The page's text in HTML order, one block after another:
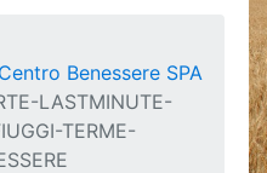
Benessere SPA
LASTMINUTE-
TERME-